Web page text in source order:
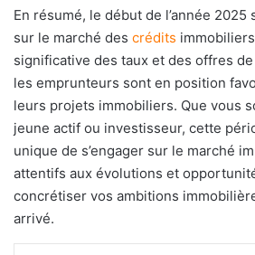
En résumé, le début de l’année 2025
sur le marché des crédits
significative des taux et des offres
les emprunteurs sont en position
leurs projets immobiliers. Que vous
jeune actif ou investisseur, cette
unique de s’engager sur le marché
attentifs aux évolutions et
concrétiser vos ambitions
arrivé.